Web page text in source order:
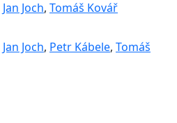
Jan Joch, Tomáš Kovář
Jan Joch, Petr Kábele, Tomáš